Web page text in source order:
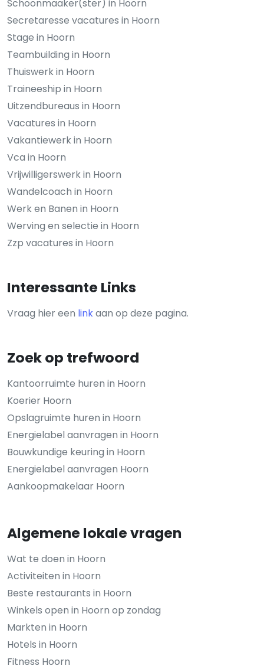
Schoonmaaker(ster) in Hoorn
Secretaresse vacatures in Hoorn
Stage in Hoorn
Teambuilding in Hoorn
Thuiswerk in Hoorn
Traineeship in Hoorn
Uitzendbureaus in Hoorn
Vacatures in Hoorn
Vakantiewerk in Hoorn
Vca in Hoorn
Vrijwilligerswerk in Hoorn
Wandelcoach in Hoorn
Werk en Banen in Hoorn
Werving en selectie in Hoorn
Zzp vacatures in Hoorn
Interessante Links
Vraag hier een linkaan op deze pagina.
Zoek op trefwoord
Kantoorruimte huren in Hoorn
Koerier Hoorn
Opslagruimte huren in Hoorn
Energielabel aanvragen in Hoorn
Bouwkundige keuring in Hoorn
Energielabel aanvragen Hoorn
Aankoopmakelaar Hoorn
Algemene lokale vragen
Wat te doen in Hoorn
Activiteiten in Hoorn
Beste restaurants in Hoorn
Winkels open in Hoorn op zondag
Markten in Hoorn
Hotels in Hoorn
Fitness Hoorn